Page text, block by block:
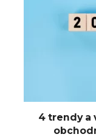
4 trendy a